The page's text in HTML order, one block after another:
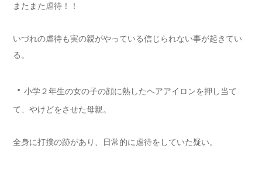
またまた虐待！！
いづれの虐待も実の親がやっている信じられない事が起きてい
る。
・ 小学２年生の女の子の顔に熱したヘアアイロンを押し当て
て、やけどをさせた母親。
全身に打撲の跡があり、日常的に虐待をしていた疑い。